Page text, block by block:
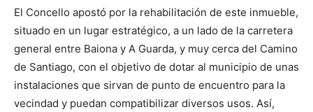
El Concello apostó por la rehabilitación de este inmueble,
situado en un lugar estratégico, a un lado de la carretera
general entre Baiona y A Guarda, y muy cerca del Camino
de Santiago, con el objetivo de dotar al municipio de unas
instalaciones que sirvan de punto de encuentro para la
vecindad y puedan compatibilizar diversos usos. Así,